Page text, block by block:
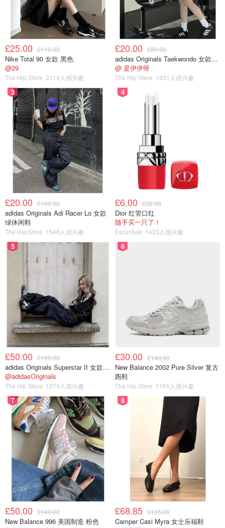
£25.00 £110.00
Nike Total 90 女款 黑色
@29
The Hip Store 2114人感兴趣
£20.00 £80.00
adidas Originals Taekwondo 女款黑色运动鞋
@ 是伊伊呀
The Hip Store 1831人感兴趣
3
£20.00 £100.00
adidas Originals Adi Racer Lo 女款
绿休闲鞋
The Hip Store 1548人感兴趣
4
£6.00 £32.00
Dior 红管口红
随手买一只了！
Escentual 1433人感兴趣
5
£50.00 £165.00
adidas Originals Superstar II 女款串珠休闲鞋 黑色
@adidasOriginals
The Hip Store 1275人感兴趣
6
£30.00 £140.00
New Balance 2002 Pure Silver 复古
跑鞋
The Hip Store 1165人感兴趣
7
£50.00 £190.00
New Balance 996 美国制造 粉色
8
£68.85 £135.00
Camper Casi Myra 女士乐福鞋